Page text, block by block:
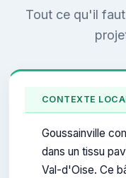
Tout ce qu'il
CONTEXTE
Goussainville
dans un tissu
Val-d'Oise. Ce